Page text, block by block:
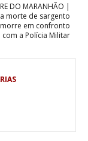
DO MARANHÃO |
morte de sargento
em confronto
com a Polícia Militar